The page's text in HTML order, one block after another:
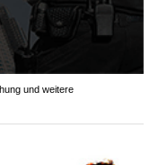
und weitere